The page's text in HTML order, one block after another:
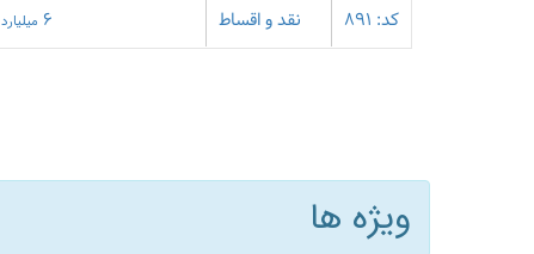
6 میلیارد کد: 891 نقد و اقساط
ویژه ها